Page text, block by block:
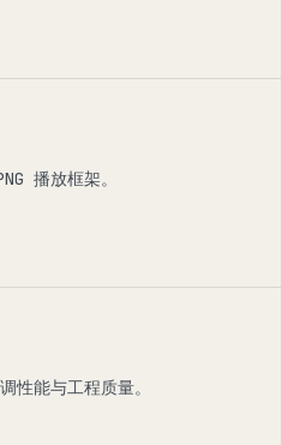
播放框架。
能与工程质量。